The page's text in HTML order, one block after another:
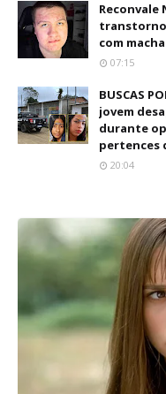
com
07:15
BUSCAS
jovem
durante
pertences
20:04